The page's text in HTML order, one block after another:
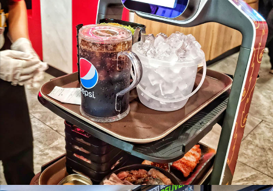
Orionstar Robot
แบ่งเบาภาระพนักงาน เพิ่มประสิทธิภาพให้ธุรกิจ